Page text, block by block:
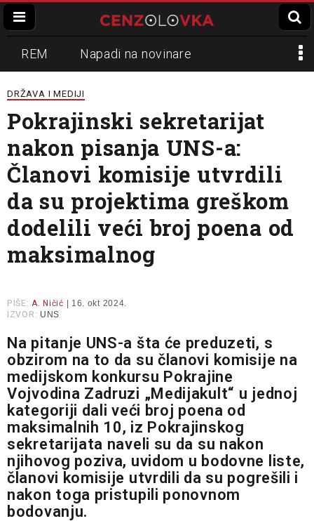
REM Napadi na novinare
Zvučni top
Propaganda Lokalni mediji
Informer Slavko Ćuruvija
DRŽAVA I MEDIJI
Pokrajinski sekretarijat
nakon pisanja UNS-a:
Članovi komisije utvrdili
da su projektima greškom
dodelili veći broj poena od
maksimalnog
PIŠE: A. Ničić | 16. okt 2024.
IZVOR: UNS
Na pitanje UNS-a šta će preduzeti, s
obzirom na to da su članovi komisije na
medijskom konkursu Pokrajine
Vojvodina Zadruzi „Medijakult“ u jednoj
kategoriji dali veći broj poena od
maksimalnih 10, iz Pokrajinskog
sekretarijata naveli su da su nakon
njihovog poziva, uvidom u bodovne liste,
članovi komisije utvrdili da su pogrešili i
nakon toga pristupili ponovnom
bodovanju.